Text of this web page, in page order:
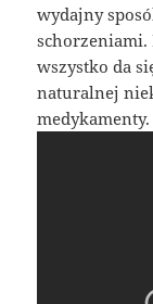
wydajny
schorzeniami.
wszystko da
naturalnej
medykamenty.